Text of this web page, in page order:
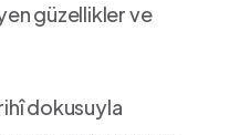
güzellikler‍ ve
dokusuyla